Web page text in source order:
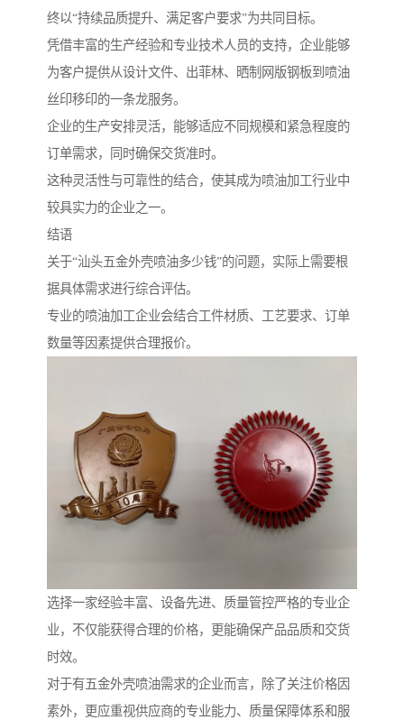
终以“持续品质提升、满足客户要求”为共同目标。
凭借丰富的生产经验和专业技术人员的支持，企业能够
为客户提供从设计文件、出菲林、晒制网版钢板到喷油
丝印移印的一条龙服务。
企业的生产安排灵活，能够适应不同规模和紧急程度的
订单需求，同时确保交货准时。
这种灵活性与可靠性的结合，使其成为喷油加工行业中
较具实力的企业之一。
结语
关于“汕头五金外壳喷油多少钱”的问题，实际上需要根
据具体需求进行综合评估。
专业的喷油加工企业会结合工件材质、工艺要求、订单
数量等因素提供合理报价。
选择一家经验丰富、设备先进、质量管控严格的专业企
业，不仅能获得合理的价格，更能确保产品品质和交货
时效。
对于有五金外壳喷油需求的企业而言，除了关注价格因
素外，更应重视供应商的专业能力、质量保障体系和服